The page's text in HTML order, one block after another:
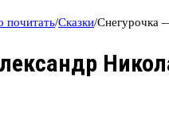
почитать/Сказки/Снегурочка